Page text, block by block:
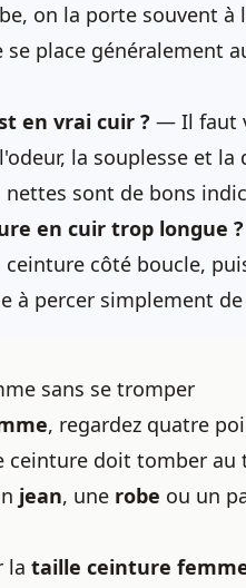
on la porte souvent
place généralement
en vrai cuir ? — Il faut
la souplesse et
sont de bons
en cuir trop longue ?
côté boucle,
à percer simplement
sans se tromper
, regardez quatre
ceinture doit tomber
jean, une robe ou un
la taille ceinture